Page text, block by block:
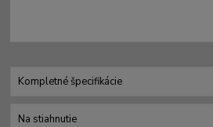
Kompletné špecifikácie
Na stiahnutie